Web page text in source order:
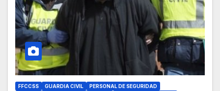
FFCCSS GUARDIA CIVIL
PERSONAL DE SEGURIDAD